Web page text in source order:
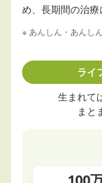
め、長期間の治療
※ あんしん・あんし
ライ
生まれて
まと